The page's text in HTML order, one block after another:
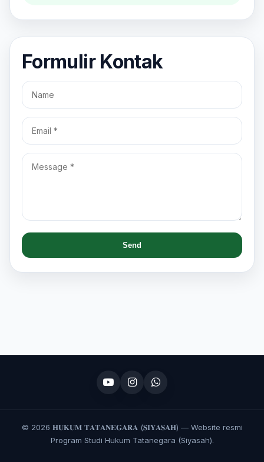
Formulir Kontak
© 2026 𝐇𝐔𝐊𝐔𝐌 𝐓𝐀𝐓𝐀𝐍𝐄𝐆𝐀𝐑𝐀 (𝐒𝐈𝐘𝐀𝐒𝐀𝐇) — Website resmi
Program Studi Hukum Tatanegara (Siyasah).